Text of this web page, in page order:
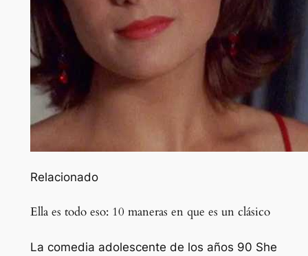
Relacionado
Ella es todo eso: 10 maneras en que es un clásico
La comedia adolescente de los años 90 She